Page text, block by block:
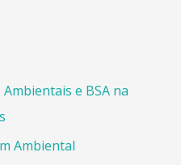
e BSA na
Ambiental